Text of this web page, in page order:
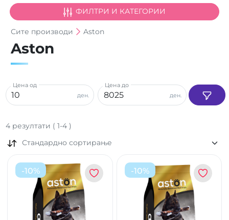
ФИЛТРИ И КАТЕГОРИИ
Сите производи Aston
Aston
ден.
Цена од
ден.
Цена до
4 резултати ( 1-4)
Стандардно сортирање
-10% -10%